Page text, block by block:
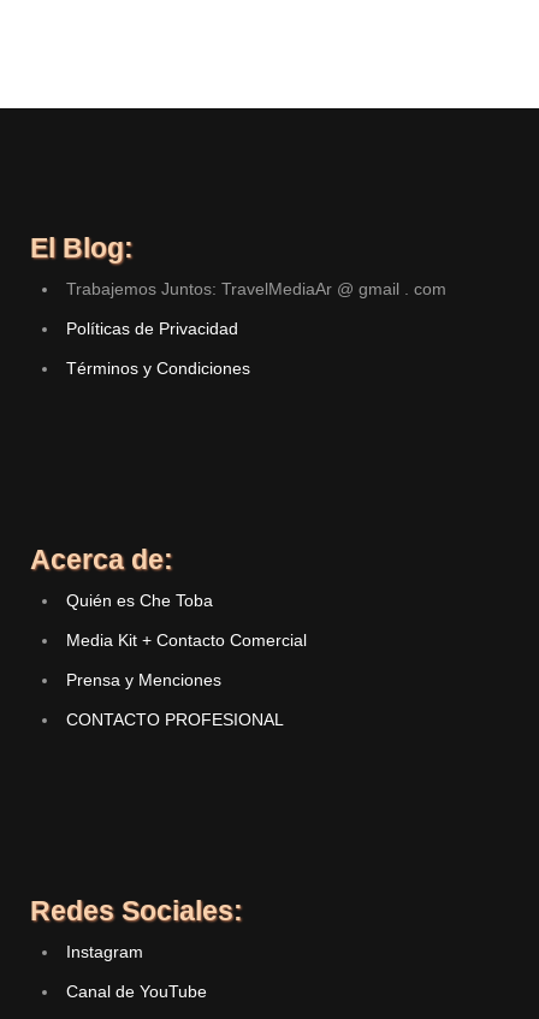
El Blog:
Trabajemos Juntos: TravelMediaAr @ gmail . com
Políticas de Privacidad
Términos y Condiciones
Acerca de:
Quién es Che Toba
Media Kit + Contacto Comercial
Prensa y Menciones
CONTACTO PROFESIONAL
Redes Sociales:
Instagram
Canal de YouTube